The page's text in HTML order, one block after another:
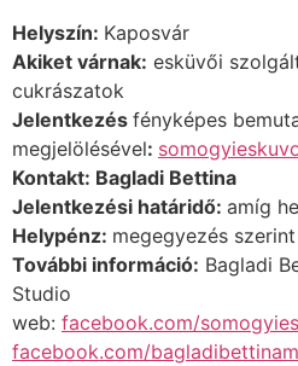
Helyszín: Kaposvár
Akiket várnak: esküvői
cukrászatok
Jelentkezés fényképes
megjelölésével:
Kontakt: Bagladi Bettina
Jelentkezési határidő: amíg
Helypénz: megegyezés szerint
További információ: Bagladi
Studio
web: facebook.com/
facebook.com/